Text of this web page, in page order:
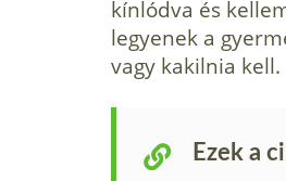
kínlódva és
legyenek a
vagy kakilnia kell.
Ezek a